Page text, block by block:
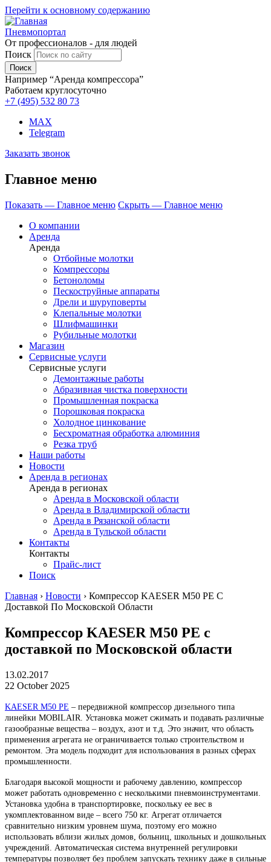
Перейти к основному содержанию
Пневмопортал
От профессионалов - для людей
Поиск
Например “Аренда компрессора”
Работаем круглосуточно
+7 (495) 532 80 73
MAX
Telegram
Заказать звонок
Главное меню
Показать — Главное меню Скрыть — Главное меню
О компании
Аренда
Аренда
Отбойные молотки
Компрессоры
Бетоноломы
Пескоструйные аппараты
Дрели и шуруповерты
Клепальные молотки
Шлифмашинки
Рубильные молотки
Магазин
Сервисные услуги
Сервисные услуги
Демонтажные работы
Абразивная чистка поверхности
Промышленная покраска
Порошковая покраска
Холодное цинкование
Бесхроматная обработка алюминия
Резка труб
Наши работы
Новости
Аренда в регионах
Аренда в регионах
Аренда в Московской области
Аренда в Владимирской области
Аренда в Рязанской области
Аренда в Тульской области
Контакты
Контакты
Прайс-лист
Поиск
Главная › Новости › Компрессор KAESER M50 PE С
Доставкой По Московской Области
Компрессор KAESER M50 PE с
доставкой по Московской области
13.02.2017
22 October 2025
KAESER M50 PE – передвижной компрессор дизельного типа
линейки MOBILAIR. Установка может сжимать и подавать различные
газообразные вещества – воздух, азот и т.д. Это значит, что область
применения агрегата не ограничивается только строительством и
ремонтом. Эта модель подходит для использования в разных сферах
промышленности.
Благодаря высокой мощности и рабочему давлению, компрессор
может работать одновременно с несколькими пневмоинструментами.
Установка удобна в транспортировке, поскольку ее вес в
укомплектованном виде – всего 750 кг. Агрегат отличается
сравнительно низким уровнем шума, поэтому его можно
использовать вблизи жилых домов, больниц, школьных и дошкольных
учреждений. Автоматическая система внутренней регулировки
температуры позволяет без проблем запускать технику даже в сильные